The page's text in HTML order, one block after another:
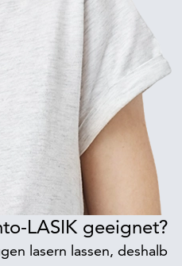
LASIK geeignet?
lasern lassen, deshalb